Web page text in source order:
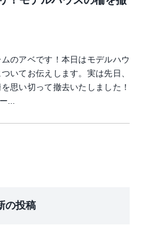
のアベです！本日はモデルハウ
いてお伝えします。実は先日、
思い切って撤去いたしました！
...
の投稿